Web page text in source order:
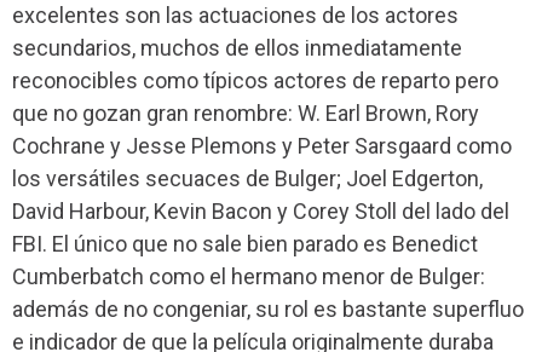
excelentes son las actuaciones de los actores
secundarios, muchos de ellos inmediatamente
reconocibles como típicos actores de reparto pero
que no gozan gran renombre: W. Earl Brown, Rory
Cochrane y Jesse Plemons y Peter Sarsgaard como
los versátiles secuaces de Bulger; Joel Edgerton,
David Harbour, Kevin Bacon y Corey Stoll del lado del
FBI. El único que no sale bien parado es Benedict
Cumberbatch como el hermano menor de Bulger:
además de no congeniar, su rol es bastante superfluo
e indicador de que la película originalmente duraba